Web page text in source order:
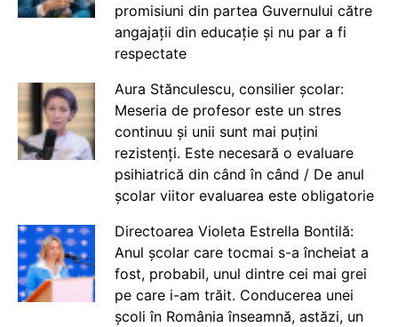
promisiuni din partea Guvernului către
angajații din educație și nu par a fi
respectate
Aura Stănculescu, consilier școlar:
Meseria de profesor este un stres
continuu și unii sunt mai puțini
rezistenți. Este necesară o evaluare
psihiatrică din când în când / De anul
școlar viitor evaluarea este obligatorie
Directoarea Violeta Estrella Bontilă:
Anul școlar care tocmai s-a încheiat a
fost, probabil, unul dintre cei mai grei
pe care i-am trăit. Conducerea unei
școli în România înseamnă, astăzi, un